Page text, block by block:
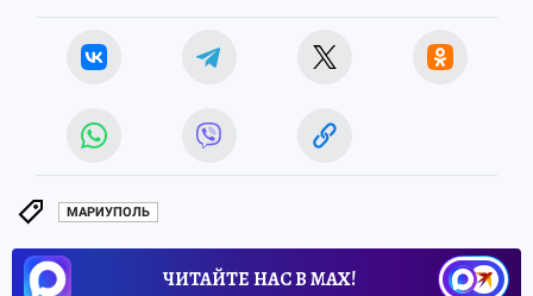
МАРИУПОЛЬ
ЧИТАЙТЕ НАС В МАХ!